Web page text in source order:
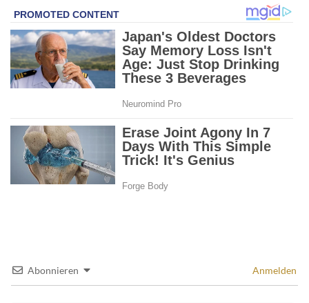
Abonnieren Anmelden